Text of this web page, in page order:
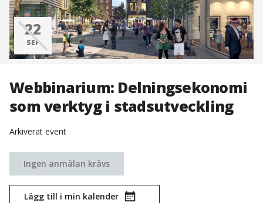
22
SEP
Webbinarium: Delningsekonomi
som verktyg i stadsutveckling
Arkiverat event
Ingen anmälan krävs
Lägg till i min kalender